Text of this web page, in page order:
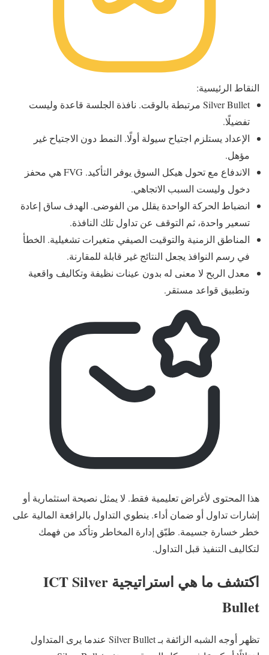
النقاط الرئيسية:
Silver Bullet مرتبطة بالوقت. نافذة الجلسة قاعدة وليست
تفضيلًا.
الإعداد يستلزم اجتياح سيولة أولًا. النمط دون الاجتياح غير
مؤهل.
الاندفاع مع تحول هيكل السوق يوفر التأكيد. FVG هي محفز
دخول وليست السبب الاتجاهي.
انضباط الحركة الواحدة يقلل من الفوضى. الهدف ساق إعادة
تسعير واحدة، ثم التوقف عن تداول تلك النافذة.
المناطق الزمنية والتوقيت الصيفي متغيرات تشغيلية. الخطأ
في رسم النوافذ يجعل النتائج غير قابلة للمقارنة.
معدل الربح لا معنى له بدون عينات نظيفة وتكاليف واقعية
وتطبيق قواعد مستقر.
هذا المحتوى لأغراض تعليمية فقط. لا يمثل نصيحة استثمارية أو
إشارات تداول أو ضمان أداء. ينطوي التداول بالرافعة المالية على
خطر خسارة جسيمة. طبّق إدارة المخاطر وتأكد من فهمك
لتكاليف التنفيذ قبل التداول.
اكتشف ما هي استراتيجية ICT Silver
Bullet
تظهر أوجه الشبه الزائفة بـ Silver Bullet عندما يرى المتداول